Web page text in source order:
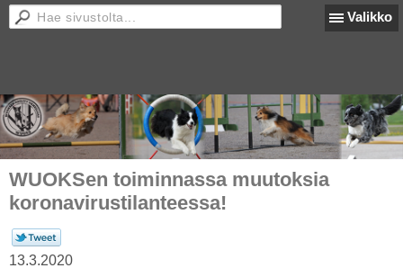
Valikko
WUOKSen toiminnassa muutoksia
koronavirustilanteessa!
13.3.2020